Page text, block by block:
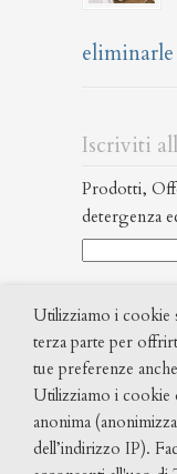
Iscriviti
Prodotti,
detergenza
qui) ed
personali al
Test
Si prega di
Utilizziamo i cookie
terza parte per
tue preferenze
Utilizziamo i cookie
anonima
dell’indirizzo IP).